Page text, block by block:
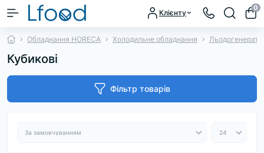
Клієнту
0
Обладнання HORECA Холодильне обладнання
Кубикові
Фільтр товарів